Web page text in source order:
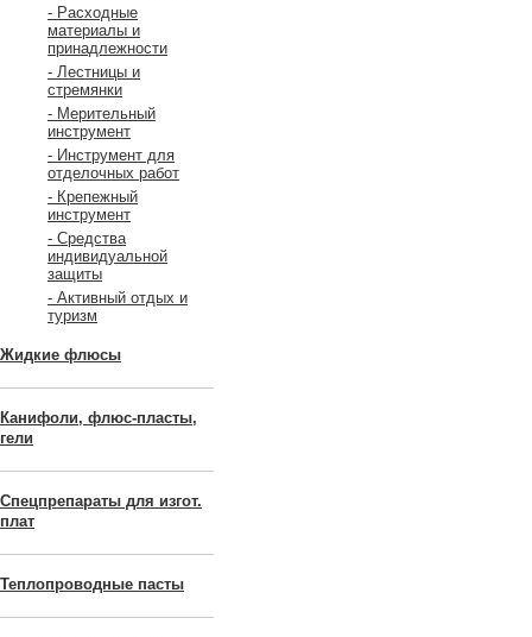
- Расходные
материалы и
принадлежности
- Лестницы и
стремянки
- Мерительный
инструмент
- Инструмент для
отделочных работ
- Крепежный
инструмент
- Средства
индивидуальной
защиты
- Активный отдых и
туризм
Жидкие флюсы
Канифоли, флюс-пласты,
гели
Спецпрепараты для изгот.
плат
Теплопроводные пасты